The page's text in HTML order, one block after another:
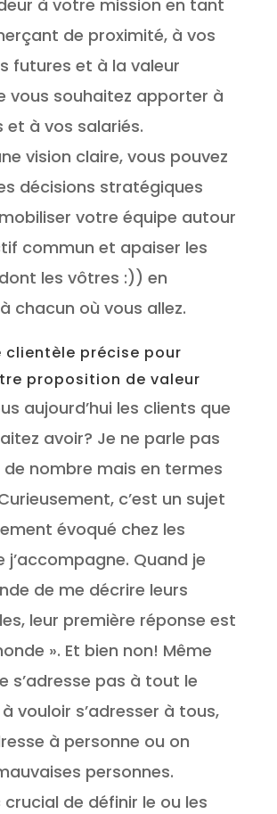
à votre mission en tant
de proximité, à vos
futures et à la valeur
vous souhaitez apporter à
et à vos salariés.
vision claire, vous pouvez
décisions stratégiques
votre équipe autour
commun et apaiser les
les vôtres :)) en
chacun où vous allez.
clientèle précise pour
proposition de valeur
aujourd’hui les clients que
avoir? Je ne parle pas
nombre mais en termes
c’est un sujet
évoqué chez les
j’accompagne. Quand je
de me décrire leurs
leur première réponse est
». Et bien non! Même
s’adresse pas à tout le
vouloir s’adresser à tous,
à personne ou on
personnes.
de définir le ou les